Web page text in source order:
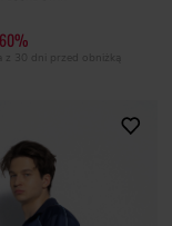
z 30 dni przed obniżką